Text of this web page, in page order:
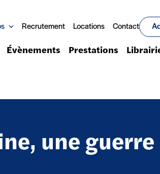
Recrutement Locations Contact
Évènements Prestations
une guerre